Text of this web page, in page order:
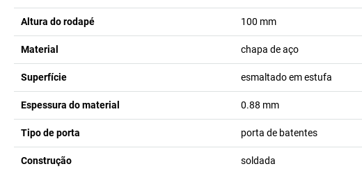
Altura do rodapé 100 mm
Material chapa de aço
Superfície esmaltado em estufa
Espessura do material 0.88 mm
Tipo de porta porta de batentes
Construção soldada